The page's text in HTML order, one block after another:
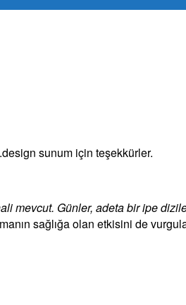
için teşekkürler.
mevcut. Günler, adeta bir ipe
sağlığa olan etkisini de